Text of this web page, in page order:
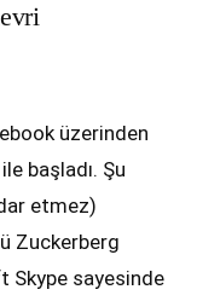
üzerinden
başladı. Şu
etmez)
Zuckerberg
Skype sayesinde